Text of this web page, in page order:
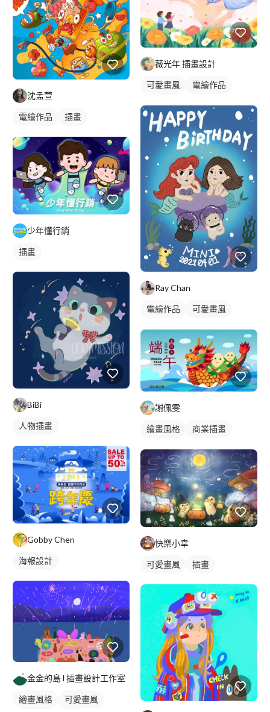
沈孟萱
電繪作品 插畫
少年懂行銷
插畫
BiBi
人物插畫
Gobby Chen
海報設計
金金的島 l 插畫設計工作室
繪畫風格
可愛畫風
薇光年 插畫設計
可愛畫風
電繪作品
繪畫風格
插畫
Ray Chan
電繪作品
可愛畫風
謝佩雯
繪畫風格
商業插畫
快樂小幸
可愛畫風 插畫